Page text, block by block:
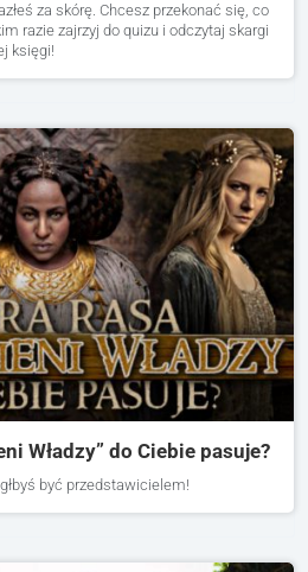
za skórę. Chcesz przekonać się, co
razie zajrzyj do quizu i odczytaj skargi
księgi!
Władzy” do Ciebie pasuje?
być przedstawicielem!